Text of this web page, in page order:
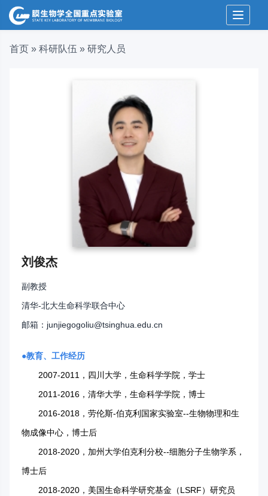
Toggle
首页 » 科研队伍 » 研究人员
刘俊杰
副教授
清华-北大生命科学联合中心
邮箱：junjiegogoliu@tsinghua.edu.cn
●教育、工作经历
2007-2011，四川大学，生命科学学院，学士
2011-2016，清华大学，生命科学学院，博士
2016-2018，劳伦斯-伯克利国家实验室--生物物理和生
物成像中心，博士后
2018-2020，加州大学伯克利分校--细胞分子生物学系，
博士后
2018-2020，美国生命科学研究基金（LSRF）研究员